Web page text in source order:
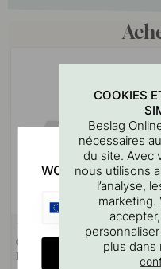
Gabarit De Perçage Pour
Poignées Et Boutons
COOKIES
Beslag
nécessaires
du site. Avec
nous utilisons
l’analyse,
marketing.
plus dans
WOULD YOU